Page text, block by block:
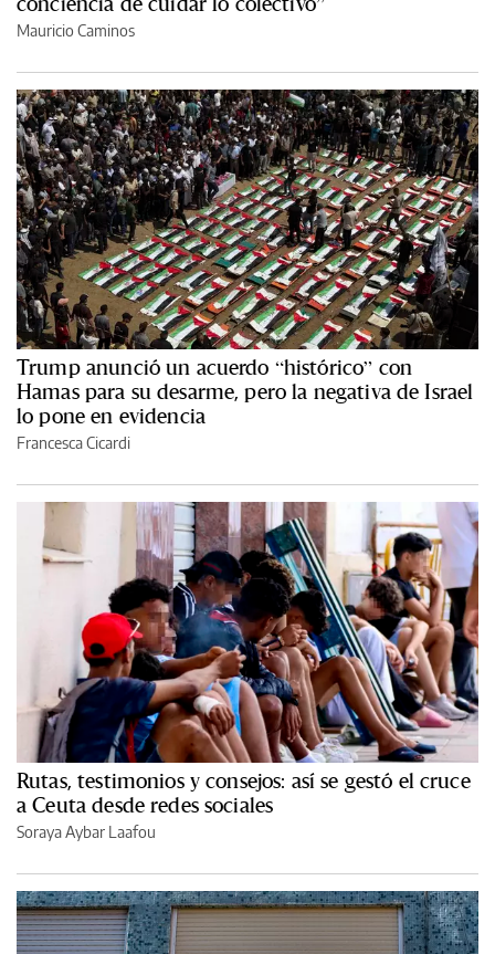
Mauricio Caminos
Trump anunció un acuerdo “histórico” con
Hamas para su desarme, pero la negativa de Israel
lo pone en evidencia
Francesca Cicardi
Rutas, testimonios y consejos: así se gestó el cruce
a Ceuta desde redes sociales
Soraya Aybar Laafou